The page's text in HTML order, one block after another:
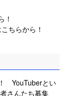
！
ちらから！
YouTuberとい
さんたち募集